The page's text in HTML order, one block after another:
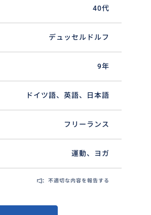
40代
デュッセルドルフ
9年
ドイツ語、英語、日本語
フリーランス
運動、ヨガ
不適切な内容を報告する